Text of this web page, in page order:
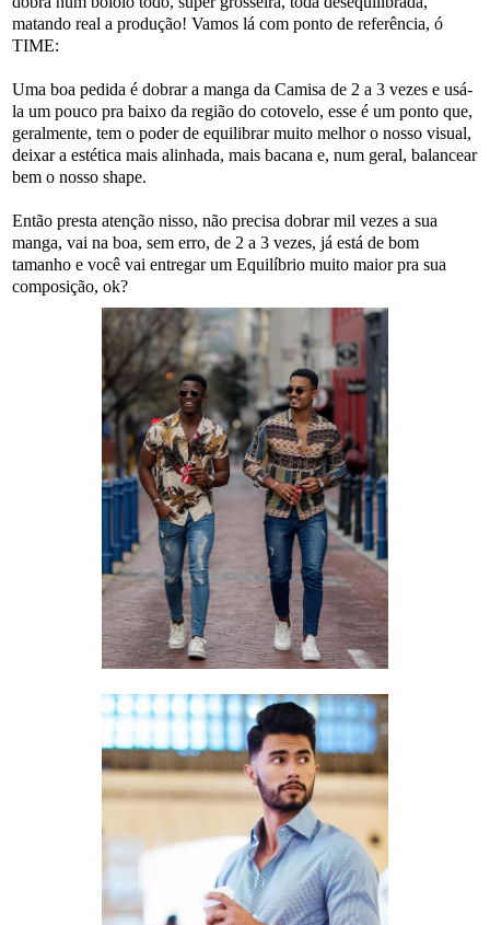
matando real a produção! Vamos lá com ponto de referência, ó
TIME:
Uma boa pedida é dobrar a manga da Camisa de 2 a 3 vezes e usá-
la um pouco pra baixo da região do cotovelo, esse é um ponto que,
geralmente, tem o poder de equilibrar muito melhor o nosso visual,
deixar a estética mais alinhada, mais bacana e, num geral, balancear
bem o nosso shape.
Então presta atenção nisso, não precisa dobrar mil vezes a sua
manga, vai na boa, sem erro, de 2 a 3 vezes, já está de bom
tamanho e você vai entregar um Equilíbrio muito maior pra sua
composição, ok?